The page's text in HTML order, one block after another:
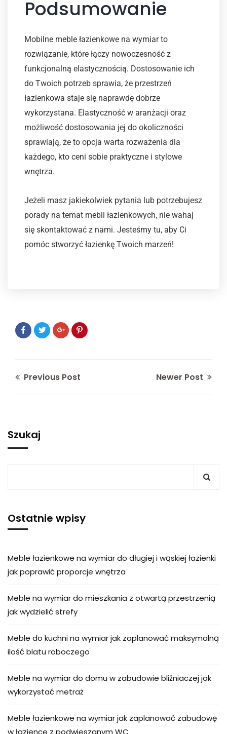
Podsumowanie
Mobilne meble łazienkowe na wymiar to
rozwiązanie, które łączy nowoczesność z
funkcjonalną elastycznością. Dostosowanie ich
do Twoich potrzeb sprawia, że przestrzeń
łazienkowa staje się naprawdę dobrze
wykorzystana. Elastyczność w aranżacji oraz
możliwość dostosowania jej do okoliczności
sprawiają, że to opcja warta rozważenia dla
każdego, kto ceni sobie praktyczne i stylowe
wnętrza.
Jeżeli masz jakiekolwiek pytania lub potrzebujesz
porady na temat mebli łazienkowych, nie wahaj
się skontaktować z nami. Jesteśmy tu, aby Ci
pomóc stworzyć łazienkę Twoich marzeń!
Previous Post Newer Post
Szukaj
Ostatnie wpisy
Meble łazienkowe na wymiar do długiej i wąskiej łazienki
jak poprawić proporcje wnętrza
Meble na wymiar do mieszkania z otwartą przestrzenią
jak wydzielić strefy
Meble do kuchni na wymiar jak zaplanować maksymalną
ilość blatu roboczego
Meble na wymiar do domu w zabudowie bliźniaczej jak
wykorzystać metraż
Meble łazienkowe na wymiar jak zaplanować zabudowę